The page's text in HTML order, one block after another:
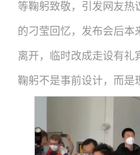
等鞠躬致敬，引发网友热
的刁莹回忆，发布会后本
离开，临时改成走设有礼
鞠躬不是事前设计，而是